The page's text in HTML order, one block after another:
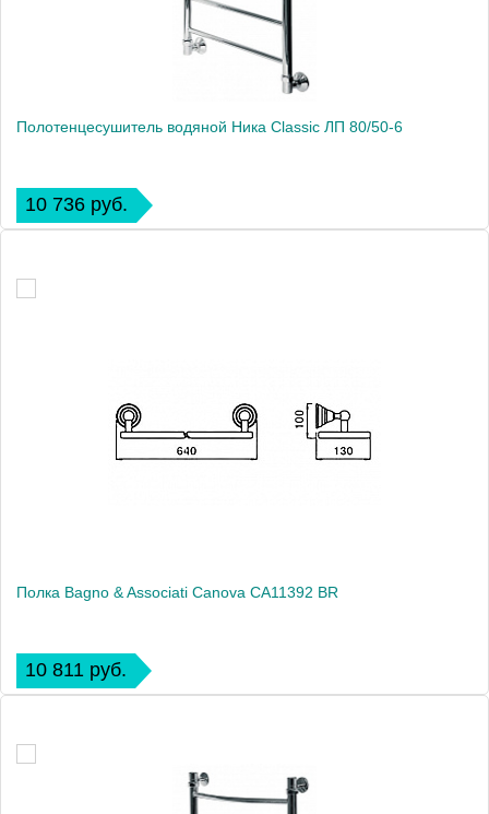
Полотенцесушитель водяной Ника Classic ЛП 80/50-6
10 736 руб.
Полка Bagno & Associati Canova CA11392 BR
10 811 руб.